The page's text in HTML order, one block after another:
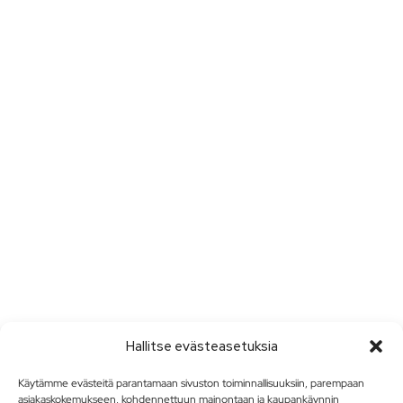
Hallitse evästeasetuksia
Käytämme evästeitä parantamaan sivuston toiminnallisuuksiin, parempaan
asiakaskokemukseen, kohdennettuun mainontaan ja kaupankäynnin